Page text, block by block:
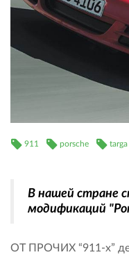
911 porsche targa
В нашей стране
модификаций
ОТ ПРОЧИХ “911-х”